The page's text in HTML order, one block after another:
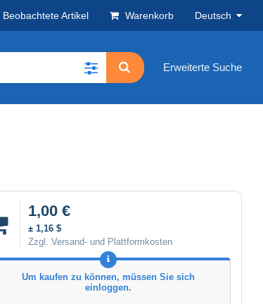
Beobachtete Artikel Warenkorb Deutsch
Erweiterte Suche
1,00 €
± 1,16 $
Zzgl. Versand- und Plattformkosten
Um kaufen zu können, müssen Sie sich
einloggen.